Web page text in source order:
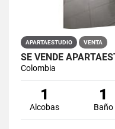
APARTAESTUDIO VENTA
Colombia
1
Alcobas
1
Baño